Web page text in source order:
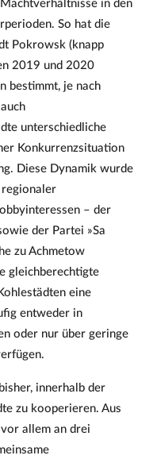
in den
So hat die
Pokrowsk (knapp
2019 und 2020
bestimmt, je nach
unterschiedliche
Konkurrenzsituation
Diese Dynamik wurde
– der
der Partei »Sa
zu Achmetow
gleichberechtigte
eine
entweder in
oder nur über geringe
innerhalb der
zu kooperieren. Aus
allem an drei